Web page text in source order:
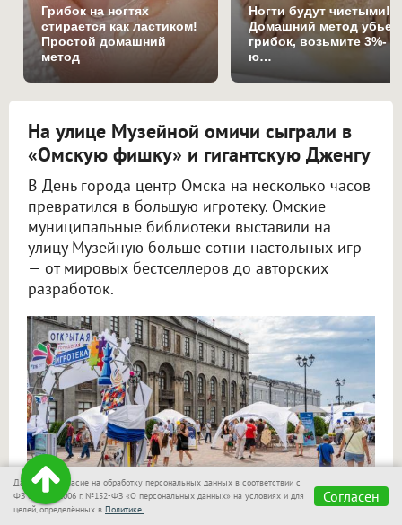
Грибок на ногтях
стирается как ластиком!
Простой домашний
метод
Ногти будут чистыми!
Домашний метод убьет
грибок, возьмите 3%-
ю…
На улице Музейной омичи сыграли в
«Омскую фишку» и гигантскую Дженгу
В День города центр Омска на несколько часов
превратился в большую игротеку. Омские
муниципальные библиотеки выставили на
улицу Музейную больше сотни настольных игр
— от мировых бестселлеров до авторских
разработок.
Даю своё согласие на обработку персональных данных в соответствии с
ФЗ от 27.07.2006 г. №152-ФЗ «О персональных данных» на условиях и для
целей, определённых в Политике.
Согласен